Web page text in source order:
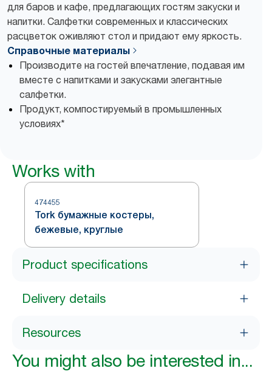
для баров и кафе, предлагающих гостям закуски и
напитки. Салфетки современных и классических
расцветок оживляют стол и придают ему яркость.
Справочные материалы
Производите на гостей впечатление, подавая им
вместе с напитками и закусками элегантные
салфетки.
Продукт, компостируемый в промышленных
условиях*
Works with
474455
Tork бумажные костеры,
бежевые, круглые
Product specifications
Delivery details
Resources
You might also be interested in...